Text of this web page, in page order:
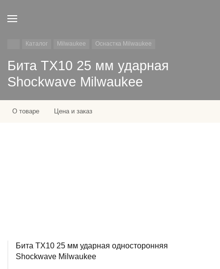
Каталог Milwaukee Оснастка Milwaukee
Бита ТХ10 25 мм ударная
Shockwave Milwaukee
О товаре Цена и заказ
Бита ТХ10 25 мм ударная односторонняя
Shockwave Milwaukee